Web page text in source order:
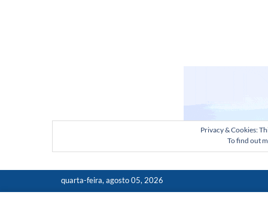
Privacy & Cookies:
To find out
quarta-feira, agosto 05, 2026